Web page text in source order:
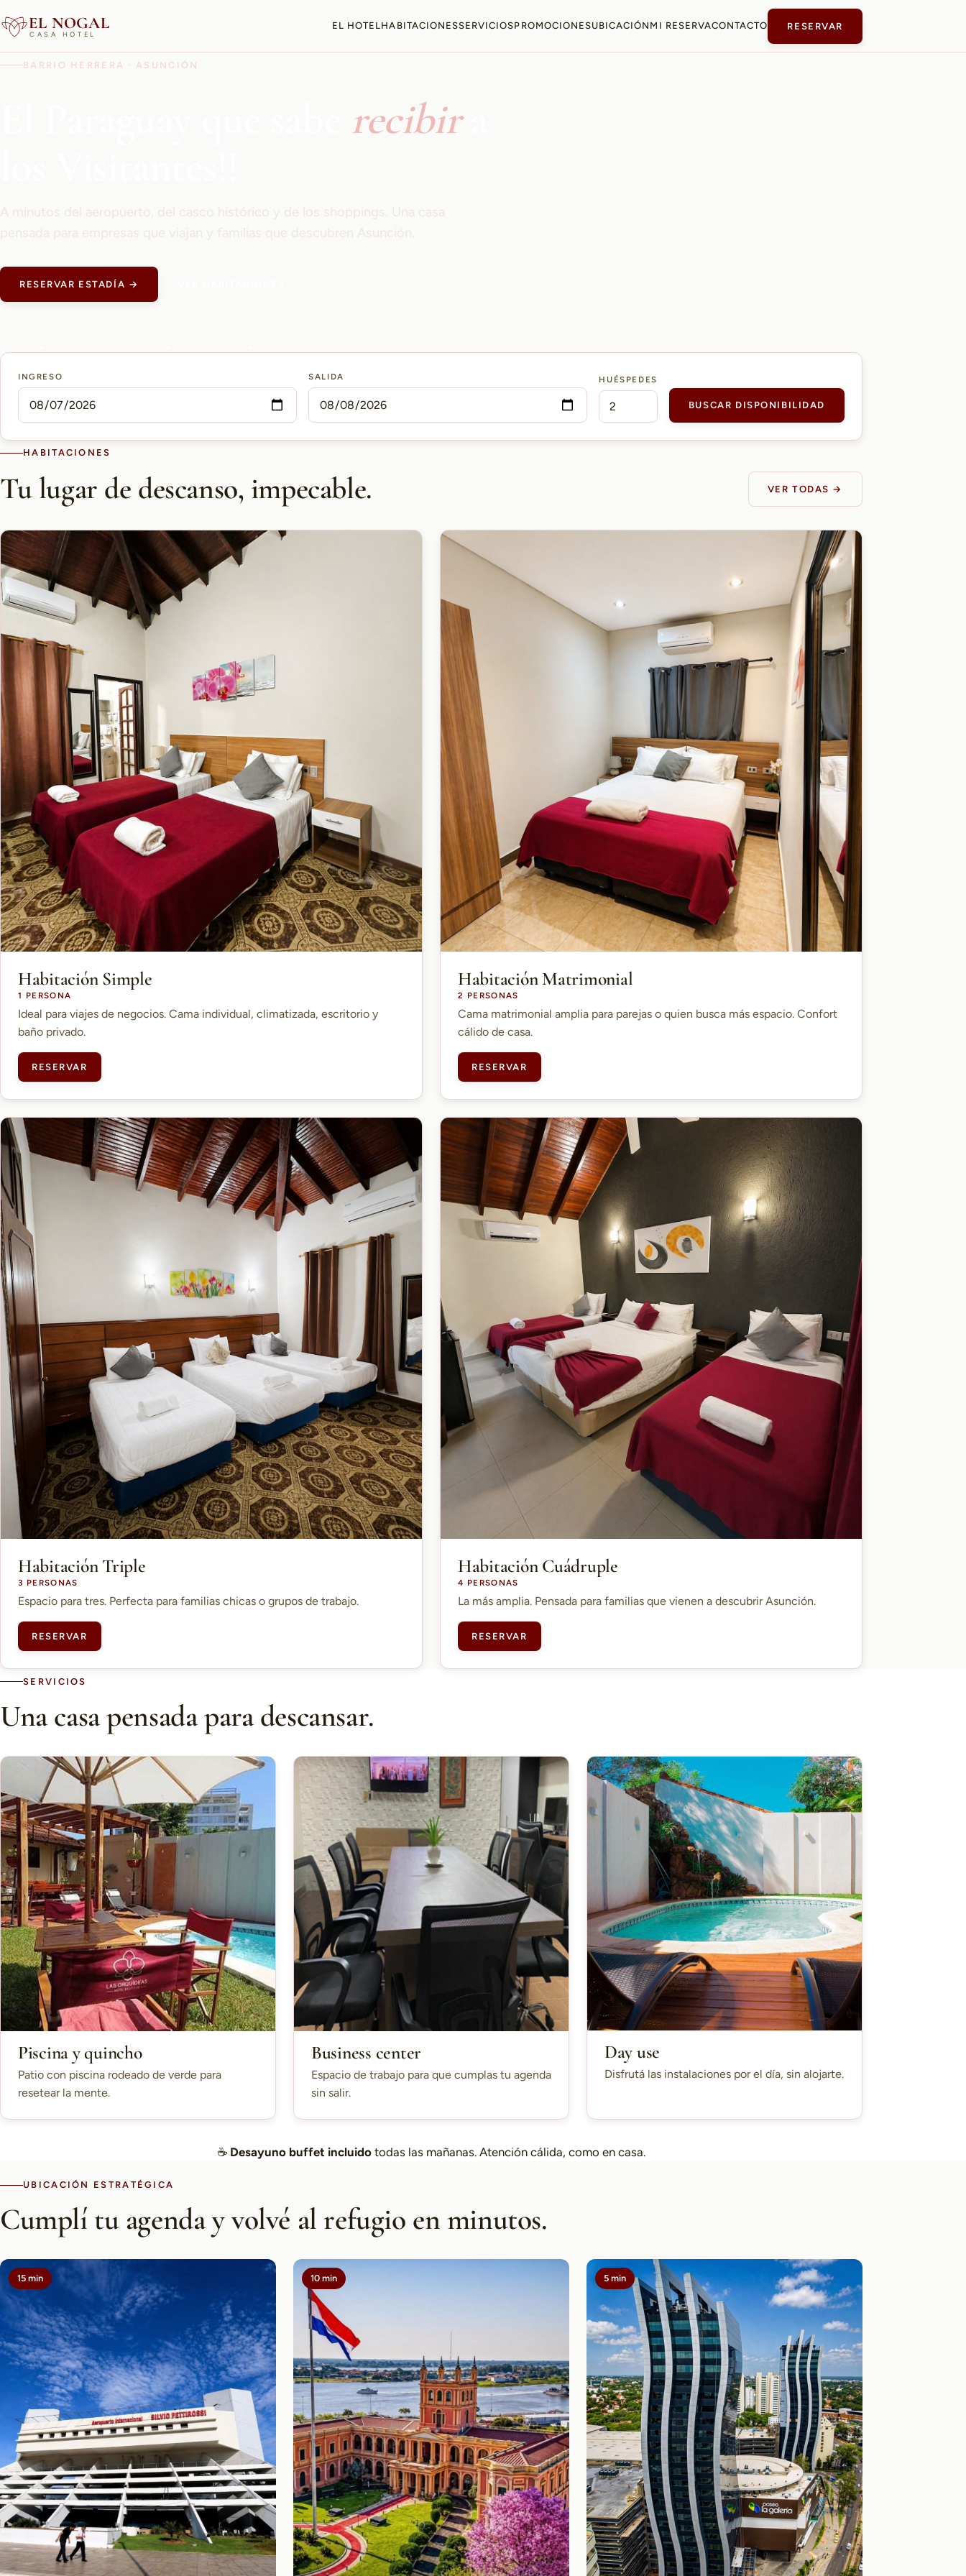
EL NOGAL
CASA HOTEL
EL HOTELHABITACIONESSERVICIOSPROMOCIONESUBICACIÓN MI RESERVACONTACTO RESERVAR
BARRIO HERRERA · ASUNCIÓN
recibira
A minutos del aeropuerto, del casco histórico y de los shoppings. Una casa
pensada para empresas que viajan y familias que descubren Asunción.
RESERVAR ESTADÍA →
15 min
AEROPUERTO PETTIROSSI
10 min 5 min
SHOPPING DEL SOL
INGRESO SALIDA HUÉSPEDES
BUSCAR DISPONIBILIDAD
HABITACIONES
Tu lugar de descanso, impecable. VER TODAS →
Habitación Simple
1 PERSONA
Ideal para viajes de negocios. Cama individual, climatizada, escritorio y
baño privado.
RESERVAR
Habitación Matrimonial
2 PERSONAS
Cama matrimonial amplia para parejas o quien busca más espacio. Confort
cálido de casa.
RESERVAR
Habitación Triple
3 PERSONAS
Espacio para tres. Perfecta para familias chicas o grupos de trabajo.
RESERVAR
Habitación Cuádruple
4 PERSONAS
La más amplia. Pensada para familias que vienen a descubrir Asunción.
RESERVAR
SERVICIOS
Una casa pensada para descansar.
Piscina y quincho
Patio con piscina rodeado de verde para
resetear la mente.
Business center
Espacio de trabajo para que cumplas tu agenda
sin salir.
Day use
Disfrutá las instalaciones por el día, sin alojarte.
☕ Desayuno buffet incluido todas las mañanas. Atención cálida, como en casa.
UBICACIÓN ESTRATÉGICA
Cumplí tu agenda y volvé al refugio en minutos.
15 min 10 min 5 min